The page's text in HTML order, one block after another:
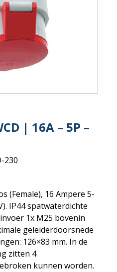
| 16A – 5P –
230
(Female), 16 Ampere 5-
IP44 spatwaterdichte
1x M25 bovenin
geleiderdoorsnede
126×83 mm. In de
zitten 4
kunnen worden.